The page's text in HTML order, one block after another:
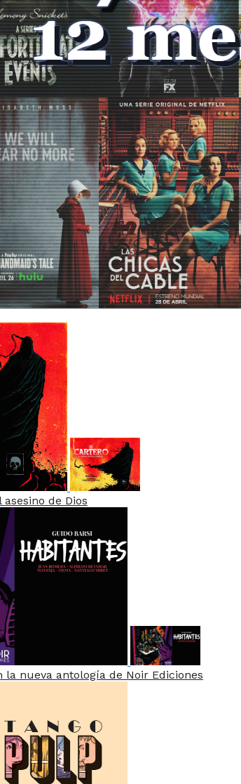
de Dios
nueva antología de Noir Ediciones